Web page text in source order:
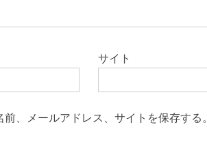
サイト
、メールアドレス、サイトを保存する。